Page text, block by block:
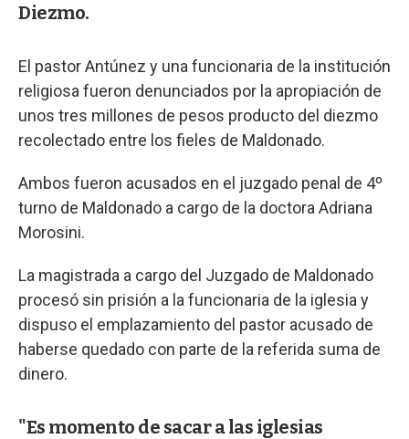
Diezmo.
El pastor Antúnez y una funcionaria de la institución
religiosa fueron denunciados por la apropiación de
unos tres millones de pesos producto del diezmo
recolectado entre los fieles de Maldonado.
Ambos fueron acusados en el juzgado penal de 4º
turno de Maldonado a cargo de la doctora Adriana
Morosini.
La magistrada a cargo del Juzgado de Maldonado
procesó sin prisión a la funcionaria de la iglesia y
dispuso el emplazamiento del pastor acusado de
haberse quedado con parte de la referida suma de
dinero.
"Es momento de sacar a las iglesias